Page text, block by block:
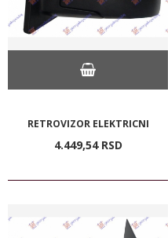
RETROVIZOR ELEKTRICNI
4.449,54 RSD